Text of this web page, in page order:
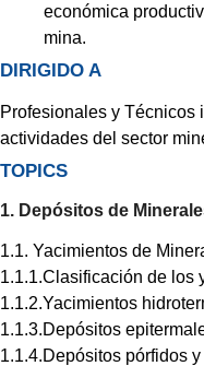
económica
mina.
DIRIGIDO A
Profesionales y Técnicos
actividades del sector
TOPICS
1. Depósitos de
1.1. Yacimientos de
1.1.1.Clasificación de los
1.1.2.Yacimientos
1.1.3.Depósitos
1.1.4.Depósitos pórfidos